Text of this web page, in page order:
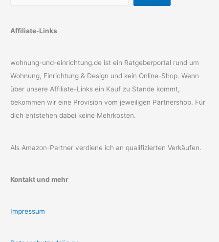
Affiliate-Links
wohnung-und-einrichtung.de ist ein Ratgeberportal rund um
Wohnung, Einrichtung & Design und kein Online-Shop. Wenn
über unsere Affiliate-Links ein Kauf zu Stande kommt,
bekommen wir eine Provision vom jeweiligen Partnershop. Für
dich entstehen dabei keine Mehrkosten.
Als Amazon-Partner verdiene ich an qualifizierten Verkäufen.
Kontakt und mehr
Impressum